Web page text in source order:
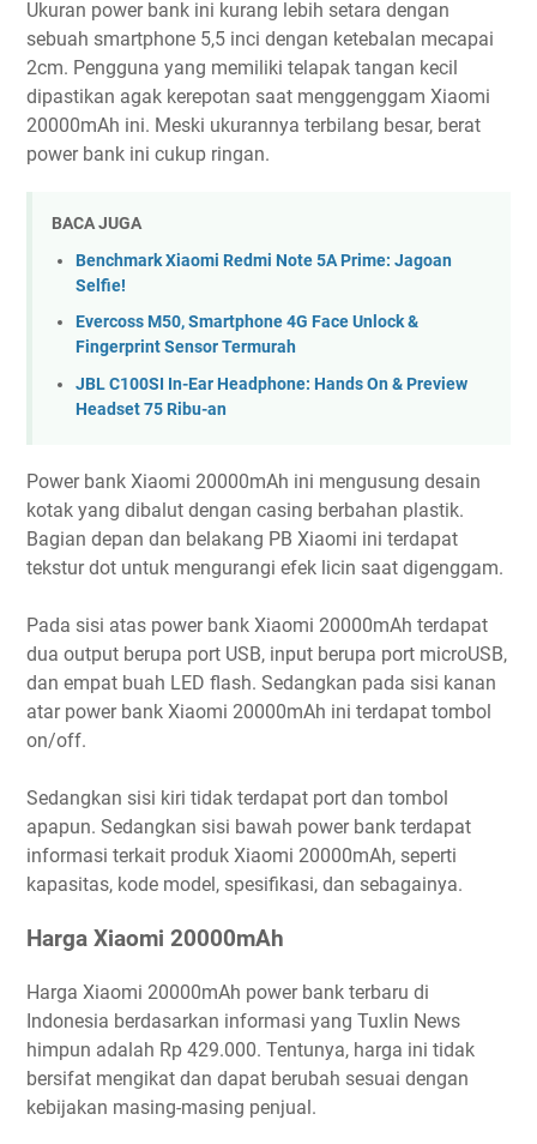
Ukuran power bank ini kurang lebih setara dengan
sebuah smartphone 5,5 inci dengan ketebalan mecapai
2cm. Pengguna yang memiliki telapak tangan kecil
dipastikan agak kerepotan saat menggenggam Xiaomi
20000mAh ini. Meski ukurannya terbilang besar, berat
power bank ini cukup ringan.
BACA JUGA
Benchmark Xiaomi Redmi Note 5A Prime: Jagoan
Selfie!
Evercoss M50, Smartphone 4G Face Unlock &
Fingerprint Sensor Termurah
JBL C100SI In-Ear Headphone: Hands On & Preview
Headset 75 Ribu-an
Power bank Xiaomi 20000mAh ini mengusung desain
kotak yang dibalut dengan casing berbahan plastik.
Bagian depan dan belakang PB Xiaomi ini terdapat
tekstur dot untuk mengurangi efek licin saat digenggam.
Pada sisi atas power bank Xiaomi 20000mAh terdapat
dua output berupa port USB, input berupa port microUSB,
dan empat buah LED flash. Sedangkan pada sisi kanan
atar power bank Xiaomi 20000mAh ini terdapat tombol
on/off.
Sedangkan sisi kiri tidak terdapat port dan tombol
apapun. Sedangkan sisi bawah power bank terdapat
informasi terkait produk Xiaomi 20000mAh, seperti
kapasitas, kode model, spesifikasi, dan sebagainya.
Harga Xiaomi 20000mAh
Harga Xiaomi 20000mAh power bank terbaru di
Indonesia berdasarkan informasi yang Tuxlin News
himpun adalah Rp 429.000. Tentunya, harga ini tidak
bersifat mengikat dan dapat berubah sesuai dengan
kebijakan masing-masing penjual.